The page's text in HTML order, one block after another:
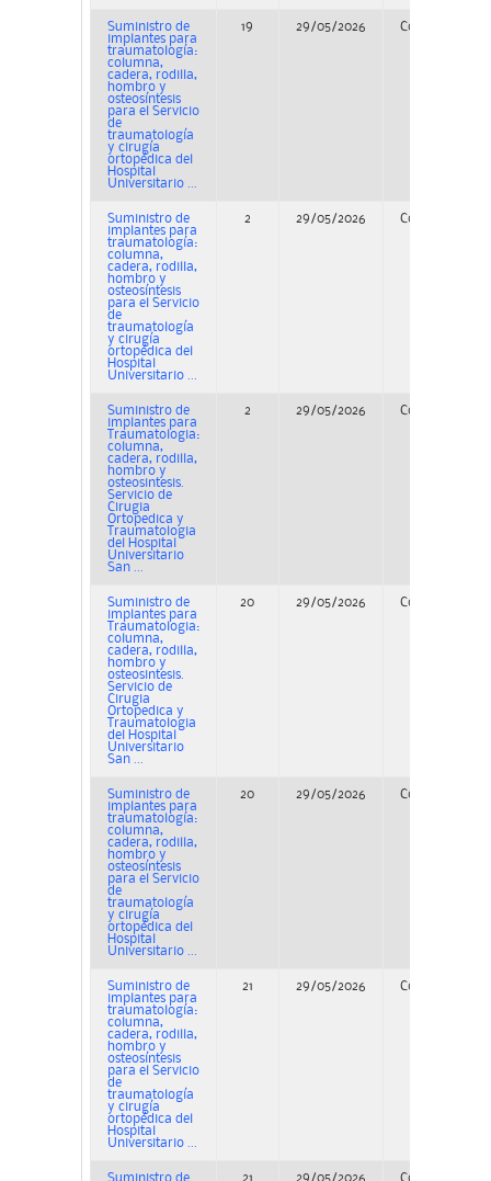
Suministro de
implantes para
traumatología:
columna,
cadera, rodilla,
hombro y
osteosíntesis
para el Servicio
de
traumatología
y cirugía
ortopédica del
Hospital
Universitario ...
19 29/05/2026 Concurso
Suministro de
implantes para
traumatología:
columna,
cadera, rodilla,
hombro y
osteosíntesis
para el Servicio
de
traumatología
y cirugía
ortopédica del
Hospital
Universitario ...
2 29/05/2026 Concurso
Suministro de
implantes para
Traumatologia:
columna,
cadera, rodilla,
hombro y
osteosintesis.
Servicio de
Cirugia
Ortopedica y
Traumatologia
del Hospital
Universitario
San ...
2 29/05/2026 Concurso
Suministro de
implantes para
Traumatologia:
columna,
cadera, rodilla,
hombro y
osteosintesis.
Servicio de
Cirugia
Ortopedica y
Traumatologia
del Hospital
Universitario
San ...
20 29/05/2026 Concurso
Suministro de
implantes para
traumatología:
columna,
cadera, rodilla,
hombro y
osteosíntesis
para el Servicio
de
traumatología
y cirugía
ortopédica del
Hospital
Universitario ...
20 29/05/2026 Concurso
Suministro de
implantes para
traumatología:
columna,
cadera, rodilla,
hombro y
osteosíntesis
para el Servicio
de
traumatología
y cirugía
ortopédica del
Hospital
Universitario ...
21 29/05/2026 Concurso
Suministro de 21 29/05/2026 Concurso